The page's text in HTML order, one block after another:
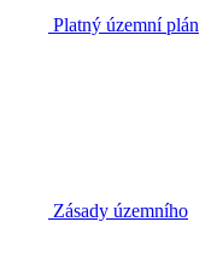
Platný územní plán
Zásady územního